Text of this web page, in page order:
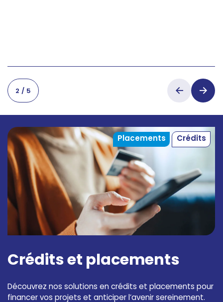
2 / 5
Crédits et placements
Découvrez nos solutions en crédits et placements pour
financer vos projets et anticiper l’avenir sereinement.
Placements Crédits